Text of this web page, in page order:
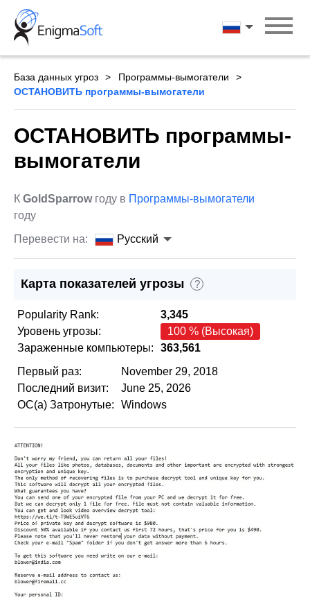
Skip
content
Русский
База данных угроз
Программы-вымогатели
ОСТАНОВИТЬ программы-вымогатели
ОСТАНОВИТЬ программы-
вымогатели
К GoldSparrowгоду в Программы-вымогатели
году
Перевести на:
Русский
Карта показателей угрозы ?
Popularity Rank:
3,345
Уровень угрозы:
100 % (Высокая)
Зараженные компьютеры:
363,561
Первый раз:
November 29, 2018
Последний визит:
June 25, 2026
ОС(а) Затронутые:
Windows